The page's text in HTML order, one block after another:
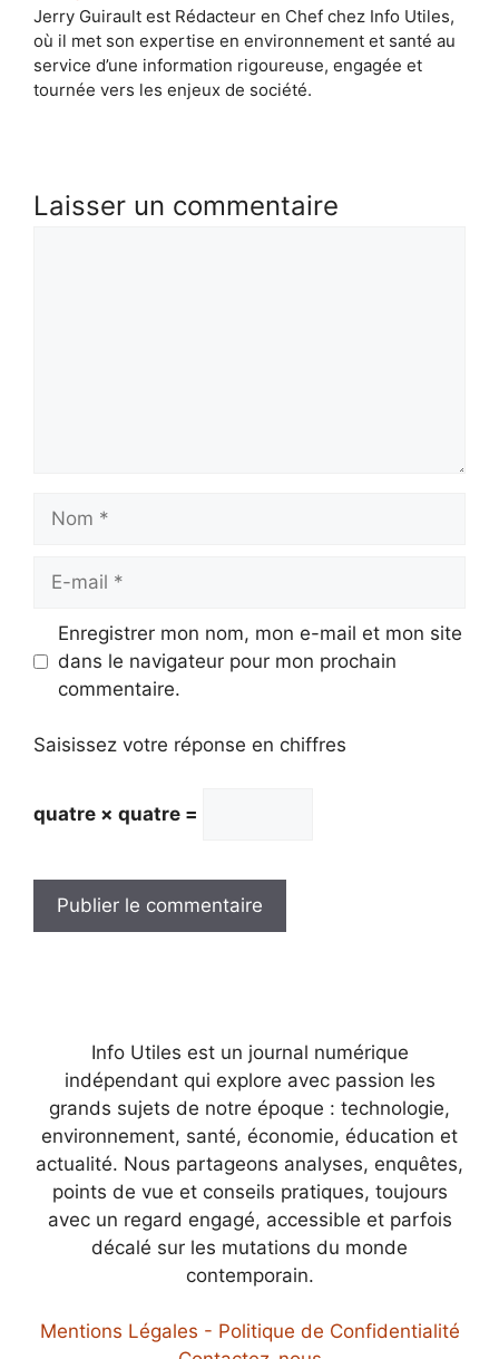
Jerry Guirault est Rédacteur en Chef chez Info Utiles,
où il met son expertise en environnement et santé au
service d’une information rigoureuse, engagée et
tournée vers les enjeux de société.
Laisser un commentaire
mail
Enregistrer mon nom, mon e-mail et mon site
dans le navigateur pour mon prochain
commentaire.
Saisissez votre réponse en chiffres
quatre × quatre =
Info Utiles est un journal numérique
indépendant qui explore avec passion les
grands sujets de notre époque : technologie,
environnement, santé, économie, éducation et
actualité. Nous partageons analyses, enquêtes,
points de vue et conseils pratiques, toujours
avec un regard engagé, accessible et parfois
décalé sur les mutations du monde
contemporain.
Mentions Légales - Politique de Confidentialité